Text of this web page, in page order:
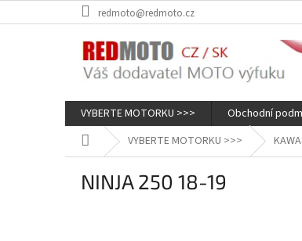
na
redmoto@redmoto.cz
VYBERTE MOTORKU >>> Obchodní
Domů VYBERTE MOTORKU >>>
NINJA 250 18-19